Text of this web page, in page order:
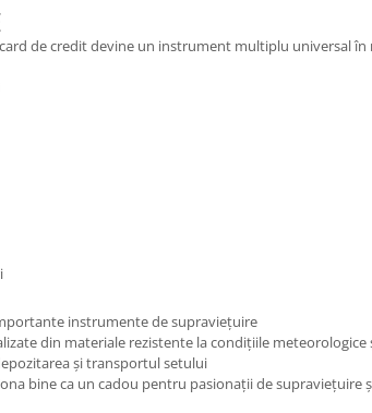
de credit devine un instrument multiplu universal
instrumente de supraviețuire
din materiale rezistente la condițiile meteorologice
și transportul setului
bine ca un cadou pentru pasionații de